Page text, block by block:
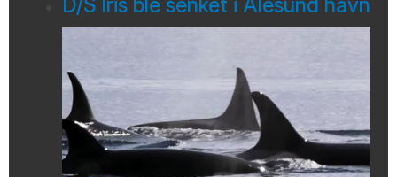
D/S Iris ble senket i Ålesund havn